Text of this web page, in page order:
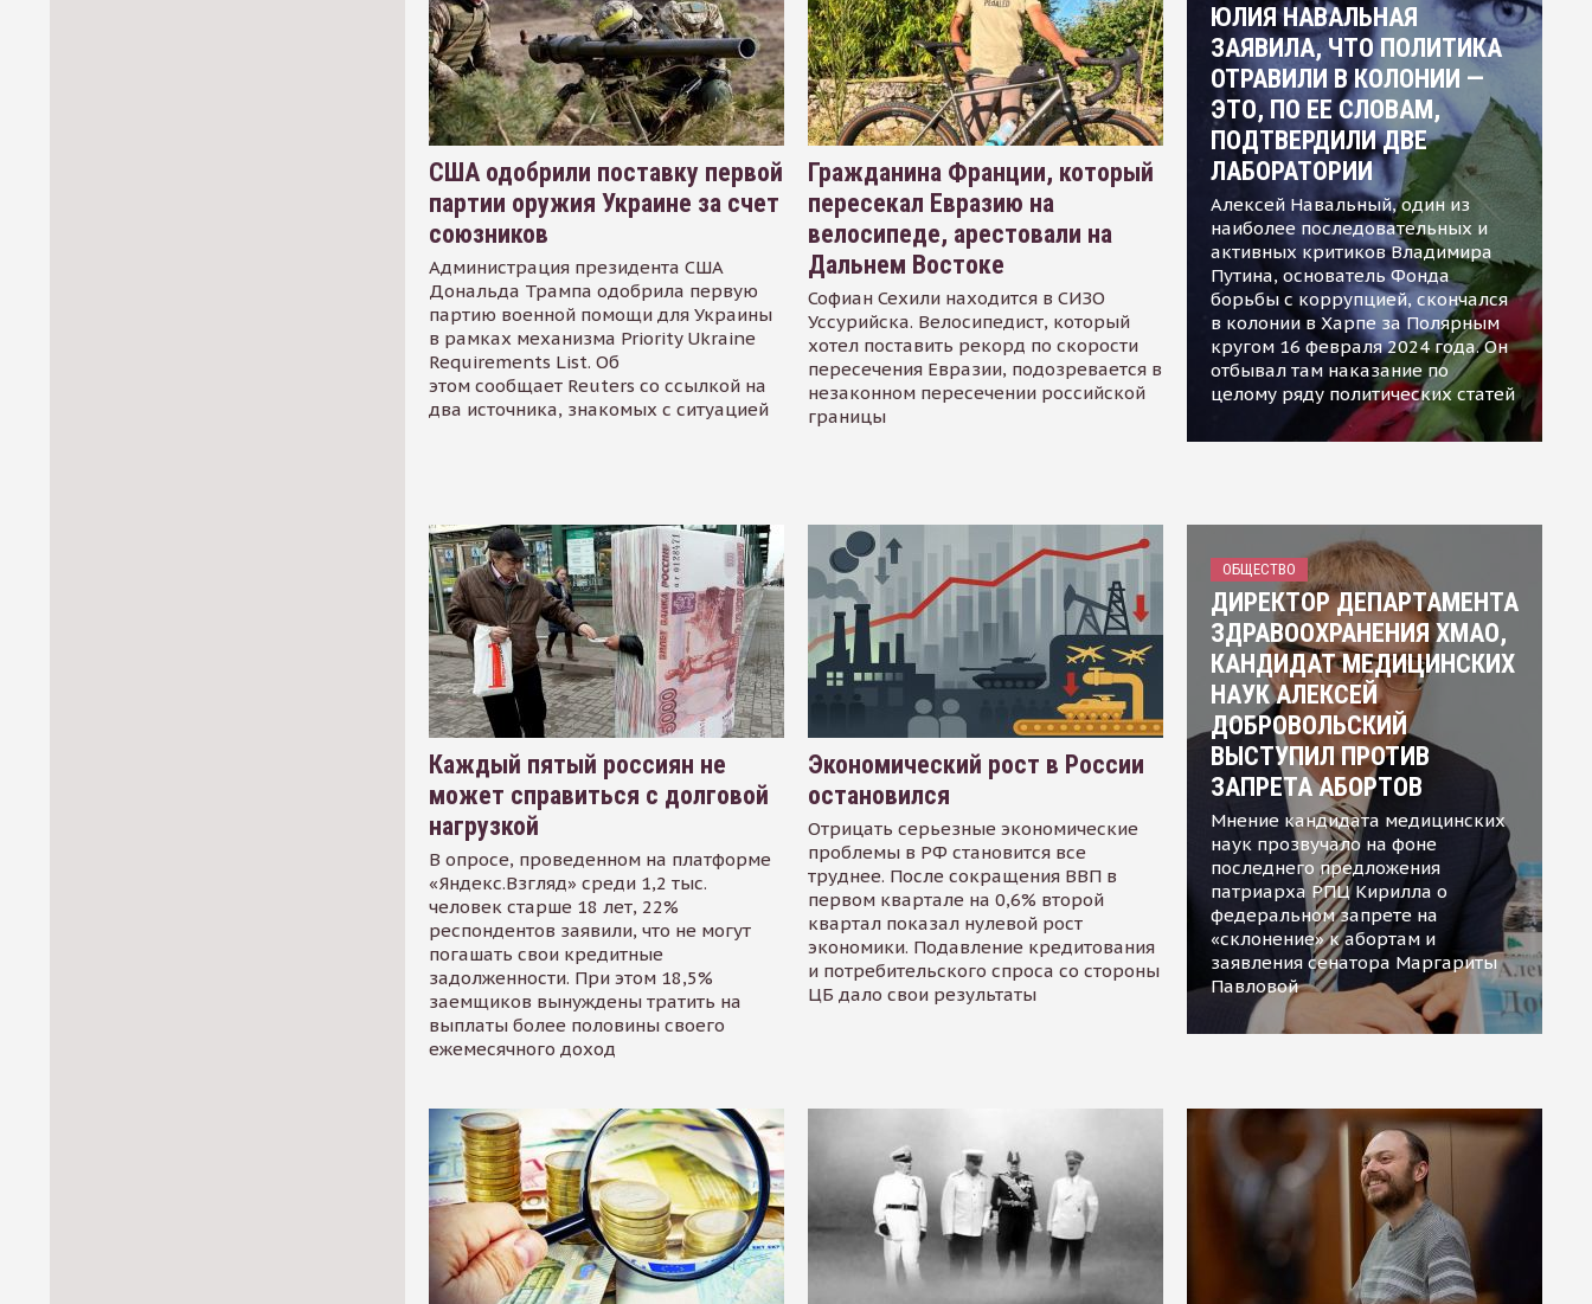
США одобрили поставку первой
партии оружия Украине за счет
союзников
Администрация президента США
Дональда Трампа одобрила первую
партию военной помощи для Украины
в рамках механизма Priority Ukraine
Requirements List. Об
этом сообщает Reuters со ссылкой на
два источника, знакомых с ситуацией
Гражданина Франции, который
пересекал Евразию на
велосипеде, арестовали на
Дальнем Востоке
Софиан Сехили находится в СИЗО
Уссурийска. Велосипедист, который
хотел поставить рекорд по скорости
пересечения Евразии, подозревается в
незаконном пересечении российской
границы
ЮЛИЯ НАВАЛЬНАЯ
ЗАЯВИЛА, ЧТО ПОЛИТИКА
ОТРАВИЛИ В КОЛОНИИ —
ЭТО, ПО ЕЕ СЛОВАМ,
ПОДТВЕРДИЛИ ДВЕ
ЛАБОРАТОРИИ
Алексей Навальный, один из
наиболее последовательных и
активных критиков Владимира
Путина, основатель Фонда
борьбы с коррупцией, скончался
в колонии в Харпе за Полярным
кругом 16 февраля 2024 года. Он
отбывал там наказание по
целому ряду политических статей
Каждый пятый россиян не
может справиться с долговой
нагрузкой
В опросе, проведенном на платформе
«Яндекс.Взгляд» среди 1,2 тыс.
человек старше 18 лет, 22%
респондентов заявили, что не могут
погашать свои кредитные
задолженности. При этом 18,5%
заемщиков вынуждены тратить на
выплаты более половины своего
ежемесячного доход
Экономический рост в России
остановился
Отрицать серьезные экономические
проблемы в РФ становится все
труднее. После сокращения ВВП в
первом квартале на 0,6% второй
квартал показал нулевой рост
экономики. Подавление кредитования
и потребительского спроса со стороны
ЦБ дало свои результаты
ОБЩЕСТВО
ДИРЕКТОР ДЕПАРТАМЕНТА
ЗДРАВООХРАНЕНИЯ ХМАО,
КАНДИДАТ МЕДИЦИНСКИХ
НАУК АЛЕКСЕЙ
ДОБРОВОЛЬСКИЙ
ВЫСТУПИЛ ПРОТИВ
ЗАПРЕТА АБОРТОВ
Мнение кандидата медицинских
наук прозвучало на фоне
последнего предложения
патриарха РПЦ Кирилла о
федеральном запрете на
«склонение» к абортам и
заявления сенатора Маргариты
Павловой